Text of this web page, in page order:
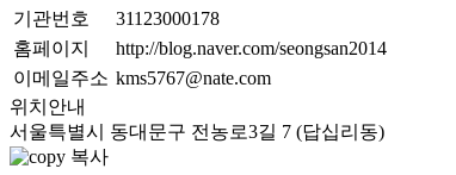
기관번호
31123000178
홈페이지
http://blog.naver.com/seongsan2014
이메일주소 kms5767@nate.com
위치안내
서울특별시 동대문구 전농로3길 7 (답십리동)
복사